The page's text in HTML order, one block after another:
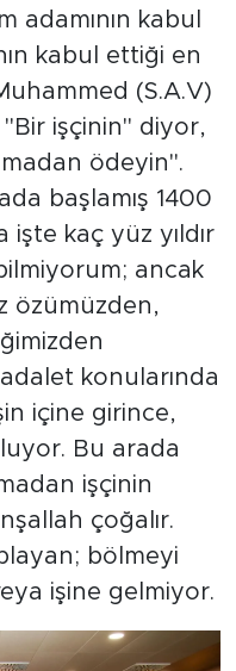
adamının kabul
kabul ettiği en
(S.A.V)
işçinin" diyor,
ödeyin".
başlamış 1400
işte kaç yüz yıldır
ancak
özümüzden,
konularında
içine girince,
Bu arada
işçinin
çoğalır.
bölmeyi
işine gelmiyor.